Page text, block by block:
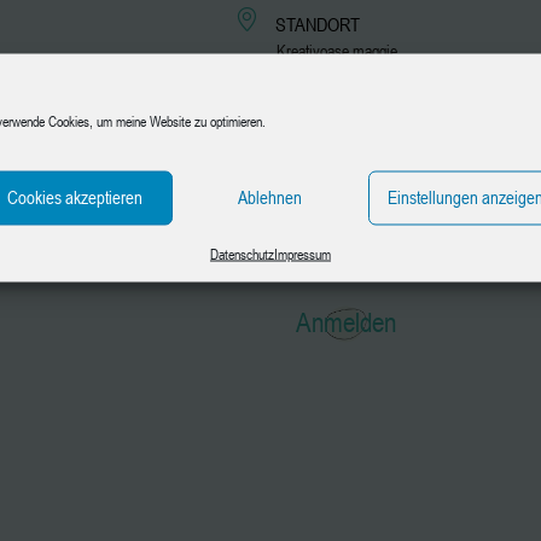
Cookies, um meine Website zu optimieren.
Cookies akzeptieren Ablehnen Einstellungen
DatenschutzImpressum
STANDORT
Kreativoase.maggie
Kinder 4-6 Jahre
Kinder 7-10 Jahre
Anmelden